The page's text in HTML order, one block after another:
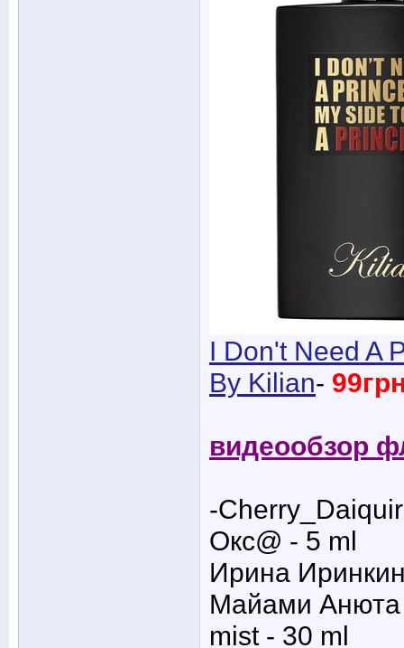
I Don't Need A
By Kilian-
видеообзор
-
Окс@ - 5 ml
Ирина
Майами Анюта
mist - 30 ml